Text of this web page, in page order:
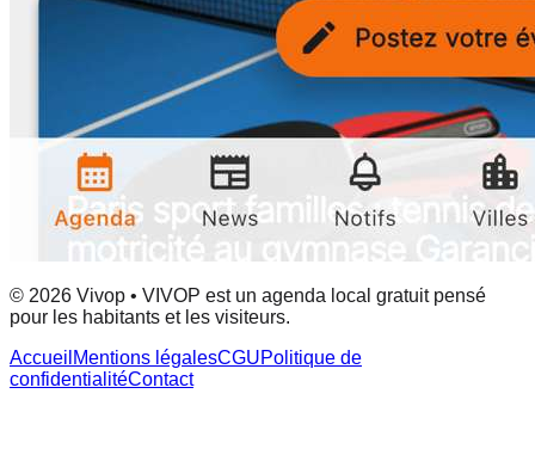
© 2026 Vivop • VIVOP est un agenda local gratuit pensé
pour les habitants et les visiteurs.
Accueil Mentions légalesCGUPolitique de
confidentialitéContact